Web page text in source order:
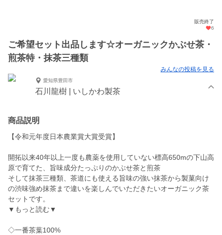
販売終了
6
ご希望セット出品します☆オーガニックかぶせ茶・
煎茶特・抹茶三種類
みんなの投稿を見る
愛知県豊田市
石川龍樹 | いしかわ製茶
商品説明
【令和元年度日本農業賞大賞受賞】
開拓以来40年以上一度も農薬を使用していない標高650mの下山高
原で育てた、旨味成分たっぷりのかぶせ茶と煎茶
そして抹茶三種類、茶道にも使える旨味の強い抹茶から製菓向け
の渋味強め抹茶まで違いを楽しんでいただきたいオーガニック茶
セットです。
▼もっと読む▼
◇一番茶葉100%